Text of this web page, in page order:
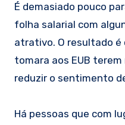
É demasiado pouco
folha salarial com
atrativo. O resultado é
tomara aos EUB
reduzir o sentimento
Há pessoas que com